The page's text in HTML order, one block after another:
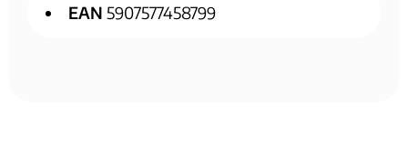
EAN 5907577458799